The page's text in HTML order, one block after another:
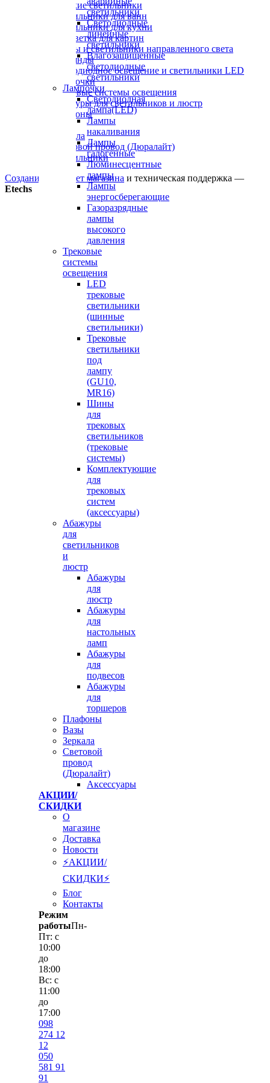
светильники
Светодиодные
линейные
светильники
Влагозащищенные
светодиодные
светильники
Лампочки
Светодиодная
лампа(LED)
Лампы
накаливания
Лампы
галогенные
Люминесцентные
лампы
Лампы
энергосберегающие
Газоразрядные
лампы
высокого
давления
Трековые
системы
освещения
LED
трековые
светильники
(шинные
светильники)
Трековые
светильники
под
лампу
(GU10,
MR16)
Шины
для
трековых
светильников
(трековые
системы)
Комплектующие
для
трековых
систем
(аксессуары)
Абажуры
для
светильников
и
люстр
Абажуры
для
люстр
Абажуры
для
настольных
ламп
Абажуры
для
подвесов
Абажуры
для
торшеров
Плафоны
Вазы
Зеркала
Световой
провод
(Дюралайт)
Аксессуары
АКЦИИ/
СКИДКИ
О
магазине
Доставка
Новости
⚡АКЦИИ/
СКИДКИ⚡
Блог
Контакты
Режим
работыПн-
Пт: с
10:00
до
18:00
Вс: с
11:00
до
17:00
098
274 12
12
050
581 91
91
Детские светильники
Светильники для ванн
Светильники для кухни
Подсветка для картин
Споты и светильники направленного света
Гирлянды
Светодиодное освещение и светильники LED
Лампочки
Трековые системы освещения
Абажуры для светильников и люстр
Плафоны
Зеркала
Световой провод (Дюралайт)
Светильники
Создание интернет магазина и техническая поддержка —
Etechs